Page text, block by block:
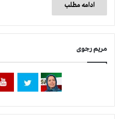
ادامه مطلب
مریم رجوی